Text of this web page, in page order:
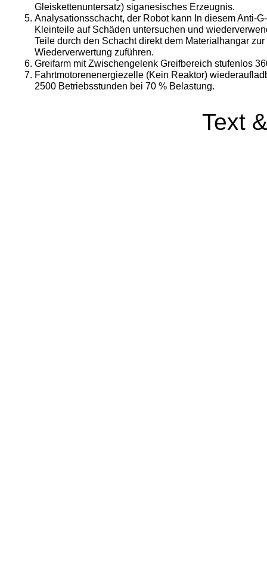
Gleiskettenuntersatz) siganesisches Erzeugnis.
Analysationsschacht, der Robot kann In diesem Anti-
Kleinteile auf Schäden untersuchen und
Teile durch den Schacht di­rekt dem Materialhangar zur
Wiederverwertung zu­führen.
Greifarm mit Zwischengelenk Greifbereich stufen­los
Fahrtmotorenenergiezelle (Kein Reaktor)
2500 Betriebsstunden bei 70 % Bela­stung.
Text